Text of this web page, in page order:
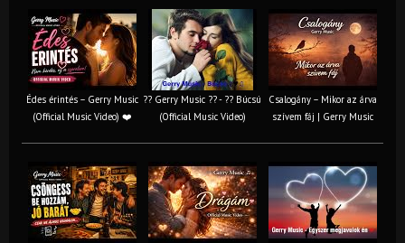
Édes érintés – Gerry Music
(Official Music Video) ❤️
?? Gerry Music ?? - ?? Búcsú
(Official Music Video)
Csalogány – Mikor az árva
szívem fáj | Gerry Music